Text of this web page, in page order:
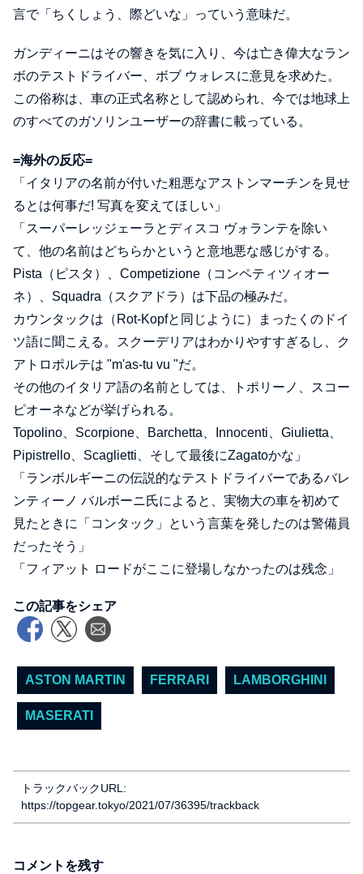
言で「ちくしょう、際どいな」っていう意味だ。
ガンディーニはその響きを気に入り、今は亡き偉大なラン
ボのテストドライバー、ボブ ウォレスに意見を求めた。
この俗称は、車の正式名称として認められ、今では地球上
のすべてのガソリンユーザーの辞書に載っている。
=海外の反応=
「イタリアの名前が付いた粗悪なアストンマーチンを見せ
るとは何事だ! 写真を変えてほしい」
「スーパーレッジェーラとディスコ ヴォランテを除い
て、他の名前はどちらかというと意地悪な感じがする。
Pista（ピスタ）、Competizione（コンペティツィオー
ネ）、Squadra（スクアドラ）は下品の極みだ。
カウンタックは（Rot-Kopfと同じように）まったくのドイ
ツ語に聞こえる。スクーデリアはわかりやすすぎるし、ク
アトロポルテは "m'as-tu vu "だ。
その他のイタリア語の名前としては、トポリーノ、スコー
ピオーネなどが挙げられる。
Topolino、Scorpione、Barchetta、Innocenti、Giulietta、
Pipistrello、Scaglietti、そして最後にZagatoかな」
「ランボルギーニの伝説的なテストドライバーであるバレ
ンティーノ バルボーニ氏によると、実物大の車を初めて
見たときに「コンタック」という言葉を発したのは警備員
だったそう」
「フィアット ロードがここに登場しなかったのは残念」
この記事をシェア
ASTON MARTIN FERRARI LAMBORGHINI
MASERATI
トラックバックURL:
https://topgear.tokyo/2021/07/36395/trackback
コメントを残す